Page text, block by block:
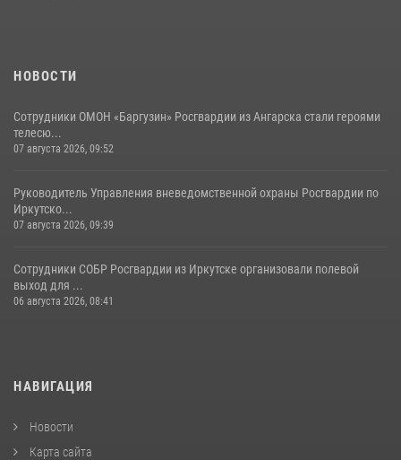
НОВОСТИ
Сотрудники ОМОН «Баргузин» Росгвардии из Ангарска стали героями
телесю...
07 августа 2026, 09:52
Руководитель Управления вневедомственной охраны Росгвардии по
Иркутско...
07 августа 2026, 09:39
Сотрудники СОБР Росгвардии из Иркутске организовали полевой
выход для ...
06 августа 2026, 08:41
НАВИГАЦИЯ
Новости
Карта сайта